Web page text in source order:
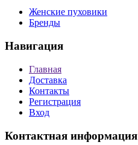
Женские пуховики
Бренды
Навигация
Главная
Доставка
Контакты
Регистрация
Вход
Контактная информация